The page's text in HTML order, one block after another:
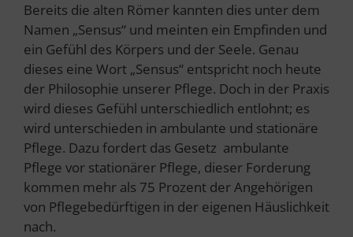
Bereits die alten Römer kannten dies unter dem
Namen „Sensus“ und meinten ein Empfinden und
ein Gefühl des Körpers und der Seele. Genau
dieses eine Wort „Sensus“ entspricht noch heute
der Philosophie unserer Pflege. Doch in der Praxis
wird dieses Gefühl unterschiedlich entlohnt; es
wird unterschieden in ambulante und stationäre
Pflege. Dazu fordert das Gesetz ambulante
Pflege vor stationärer Pflege, dieser Forderung
kommen mehr als 75 Prozent der Angehörigen
von Pflegebedürftigen in der eigenen Häuslichkeit
nach.